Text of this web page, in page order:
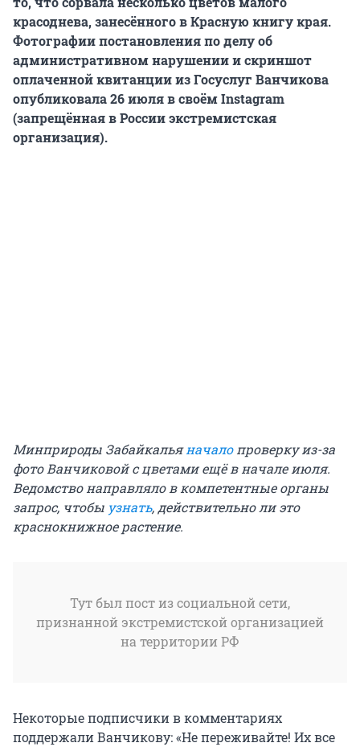
красоднева, занесённого в Красную книгу края.
Фотографии постановления по делу об
административном нарушении и скриншот
оплаченной квитанции из Госуслуг Ванчикова
опубликовала 26 июля в своём Instagram
(запрещённая в России экстремистская
организация).
Минприроды Забайкальяначалопроверку из-за
фото Ванчиковой с цветами ещё в начале июля.
Ведомство направляло в компетентные органы
запрос, чтобы узнать, действительно ли это
краснокнижное растение.
Тут был пост из социальной сети,
признанной экстремистской организацией
на территории РФ
Некоторые подписчики в комментариях
поддержали Ванчикову: «Не переживайте! Их все